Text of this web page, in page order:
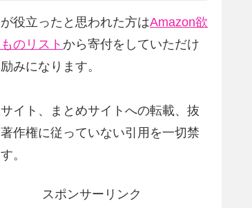
役立ったと思われた方はAmazon欲
のリスト から寄付をしていただけ
みになります。
イト、まとめサイトへの転載、抜
作権に従っていない引用を一切禁
。
スポンサーリンク